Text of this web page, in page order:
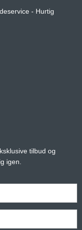
- Hurtig
tilbud og
igen.